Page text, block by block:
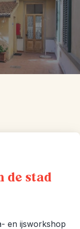
de stad
en ijsworkshop